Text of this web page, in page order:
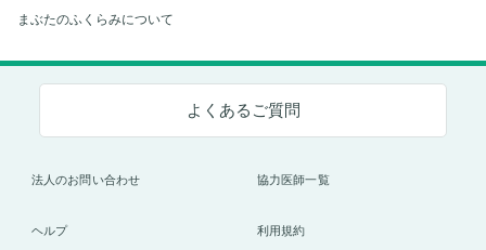
まぶたのふくらみについて
よくあるご質問
法人のお問い合わせ 協力医師一覧
ヘルプ 利用規約